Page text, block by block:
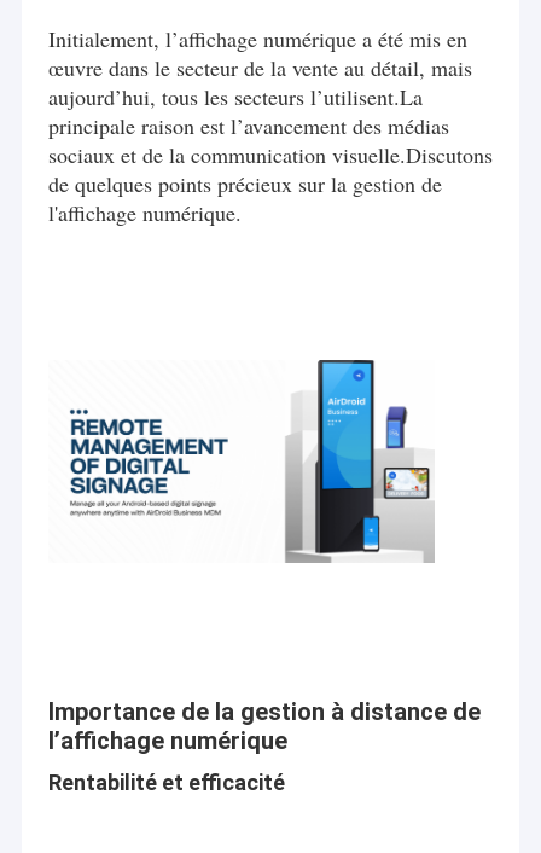
Initialement, l’affichage numérique a été mis en
œuvre dans le secteur de la vente au détail, mais
aujourd’hui, tous les secteurs l’utilisent.La
principale raison est l’avancement des médias
sociaux et de la communication visuelle.Discutons
de quelques points précieux sur la gestion de
l'affichage numérique.
Importance de la gestion à distance de
l’affichage numérique
Rentabilité et efficacité